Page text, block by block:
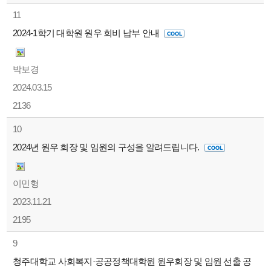
11
2024-1학기 대학원 원우 회비 납부 안내
박보경
2024.03.15
2136
10
2024년 원우 회장 및 임원의 구성을 알려드립니다.
이민형
2023.11.21
2195
9
청주대학교 사회복지·공공정책대학원 원우회장 및 임원 선출 공